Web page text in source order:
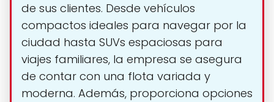
de sus clientes. Desde vehículos
compactos ideales para navegar por la
ciudad hasta SUVs espaciosas para
viajes familiares, la empresa se asegura
de contar con una flota variada y
moderna. Además, proporciona opciones